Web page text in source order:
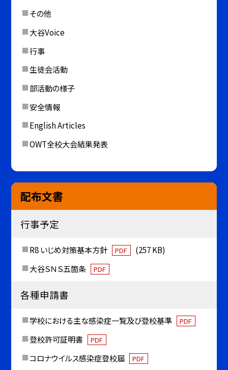
その他
大谷Voice
行事
生徒会活動
部活動の様子
安全情報
English Articles
OWT全校大会結果発表
配布文書
行事予定
R8 いじめ対策基本方針 PDF
(257 KB)
大谷ＳＮＳ五箇条
PDF
各種申請書
学校における主な感染症一覧及び登校基準 PDF
登校許可証明書 PDF
コロナウイルス感染症登校届 PDF